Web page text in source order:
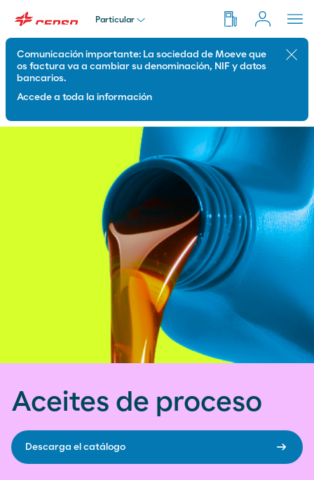
Particular
Particular
Autónomos y Flotas
Distribuidor
Franquicias
Comunicación importante: La sociedad de Moeve que
os factura va a cambiar su denominación, NIF y datos
bancarios.
Accede a toda la información
Aceites de proceso
Descarga el catálogo arrow_right_alt